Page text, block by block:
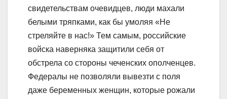
свидетельствам очевидцев, люди махали
белыми тряпками, как бы умоляя «Не
стреляйте в нас!» Тем самым, российские
войска наверняка защитили себя от
обстрела со стороны чеченских ополченцев.
Федералы не позволяли вывезти с поля
даже беременных женщин, которые рожали